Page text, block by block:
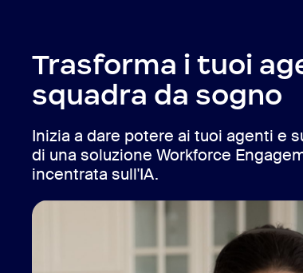
Trasforma i tuoi
squadra da sogno
Inizia a dare potere ai tuoi agenti e
di una soluzione Workforce
incentrata sull'IA.